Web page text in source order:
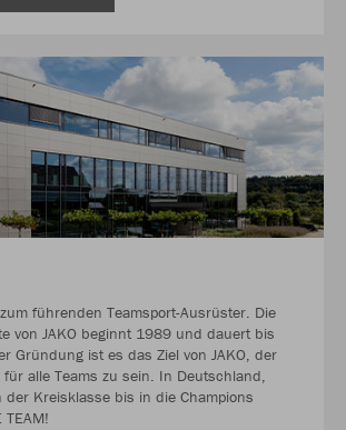
führenden Teamsport-Ausrüster. Die
von JAKO beginnt 1989 und dauert bis
Gründung ist es das Ziel von JAKO, der
für alle Teams zu sein. In Deutschland,
der Kreisklasse bis in die Champions
TEAM!